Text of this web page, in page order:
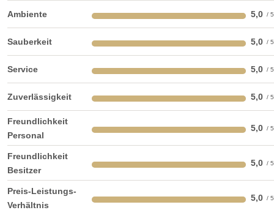
Ambiente 5,0
Sauberkeit 5,0
Service 5,0
Zuverlässigkeit 5,0
Freundlichkeit
Personal
5,0
Freundlichkeit
Besitzer
5,0
Preis-Leistungs-
Verhältnis
5,0